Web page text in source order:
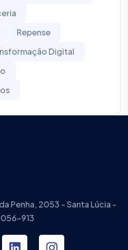
Repense
Digital
Penha, 2053 - Santa Lúcia -
913